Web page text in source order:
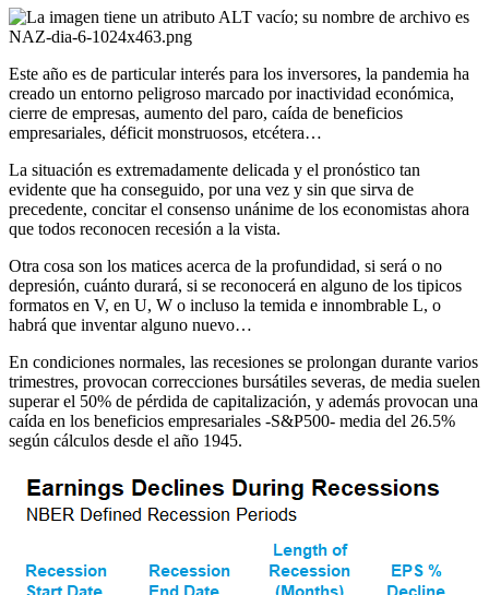
Este año es de particular interés para los inversores, la pandemia ha
creado un entorno peligroso marcado por inactividad económica,
cierre de empresas, aumento del paro, caída de beneficios
empresariales, déficit monstruosos, etcétera…
La situación es extremadamente delicada y el pronóstico tan
evidente que ha conseguido, por una vez y sin que sirva de
precedente, concitar el consenso unánime de los economistas ahora
que todos reconocen recesión a la vista.
Otra cosa son los matices acerca de la profundidad, si será o no
depresión, cuánto durará, si se reconocerá en alguno de los tipicos
formatos en V, en U, W o incluso la temida e innombrable L, o
habrá que inventar alguno nuevo…
En condiciones normales, las recesiones se prolongan durante varios
trimestres, provocan correcciones bursátiles severas, de media suelen
superar el 50% de pérdida de capitalización, y además provocan una
caída en los beneficios empresariales -S&P500- media del 26.5%
según cálculos desde el año 1945.